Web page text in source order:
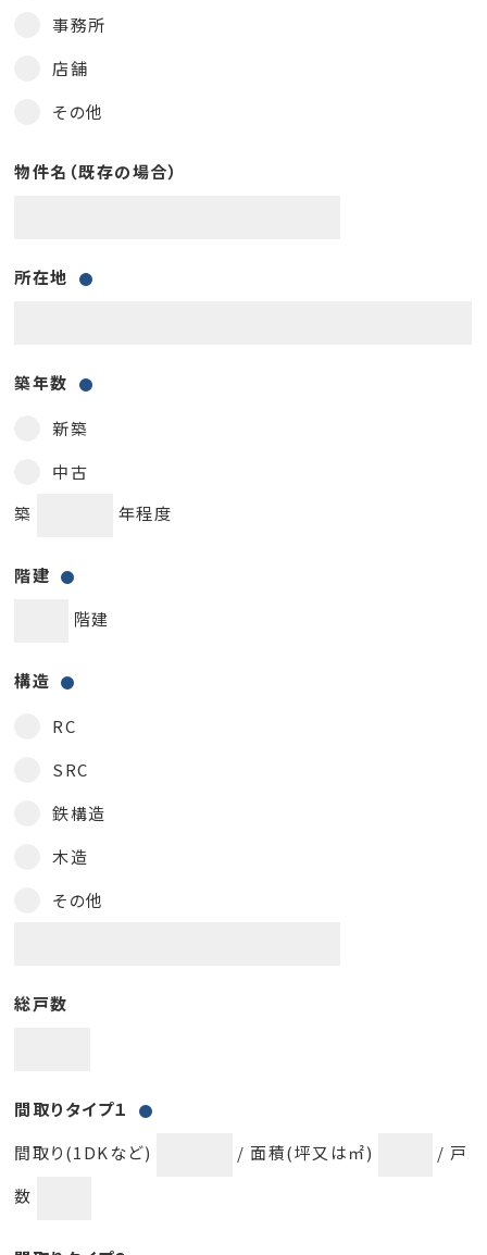
事務所
店舗
その他
物件名（既存の場合）
所在地
築年数
新築
中古
築
年程度
階建
階建
構造
RC
SRC
鉄構造
木造
その他
総戸数
間取りタイプ１
間取り(1DKなど)
/ 面積(坪又は㎡)
/ 戸
数